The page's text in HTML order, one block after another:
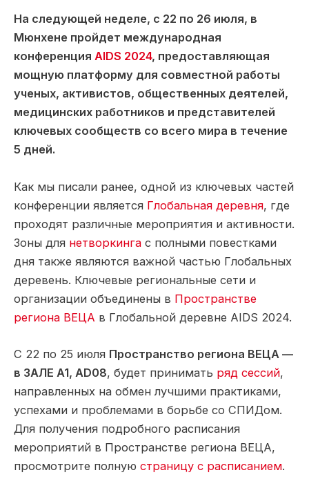
На следующей неделе, с 22 по 26 июля, в
Мюнхене пройдет международная
конференция AIDS 2024, предоставляющая
мощную платформу для совместной работы
ученых, активистов, общественных деятелей,
медицинских работников и представителей
ключевых сообществ со всего мира в течение
5 дней.
Как мы писали ранее, одной из ключевых частей
конференции является Глобальная деревня, где
проходят различные мероприятия и активности.
Зоны для нетворкинга с полными повестками
дня также являются важной частью Глобальных
деревень. Ключевые региональные сети и
организации объединены в Пространстве
региона ВЕЦА в Глобальной деревне AIDS 2024.
С 22 по 25 июля Пространство региона ВЕЦА —
в ЗАЛЕ A1, AD08, будет принимать ряд сессий,
направленных на обмен лучшими практиками,
успехами и проблемами в борьбе со СПИДом.
Для получения подробного расписания
мероприятий в Пространстве региона ВЕЦА,
просмотрите полную страницу с расписанием.